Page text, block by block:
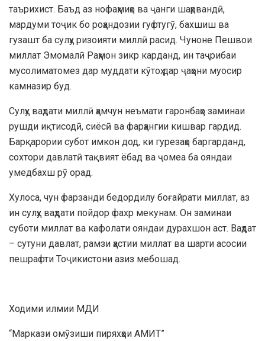
таърихист. Баъд аз нофаҳмиҳо ва ҷанги шаҳрвандӣ,
мардуми тоҷик бо роҳандозии гуфтугӯ, бахшиш ва
гузашт ба сулҳу ризоияти миллӣ расид. Чуноне Пешвои
миллат Эмомалӣ Раҳмон зикр карданд, ин таҷрибаи
мусолиматомез дар муддати кӯтоҳ дар ҷаҳони муосир
камназир буд.
Сулҳу ваҳдати миллӣ ҳамчун неъмати гаронбаҳо заминаи
рушди иқтисодӣ, сиёсӣ ва фарҳангии кишвар гардид.
Барқарории субот имкон дод, ки гурезаҳо баргарданд,
сохтори давлатӣ тақвият ёбад ва ҷомеа ба ояндаи
умедбахш рӯ орад.
Хулоса, чун фарзанди бедордилу боғайрати миллат, аз
ин сулҳу ваҳдати пойдор фахр мекунам. Он заминаи
суботи миллат ва кафолати ояндаи дурахшон аст. Ваҳдат
– сутуни давлат, рамзи ҳастии миллат ва шарти асосии
пешрафти Тоҷикистони азиз мебошад.
Ходими илмии МДИ
“Маркази омӯзиши пиряхҳои АМИТ”